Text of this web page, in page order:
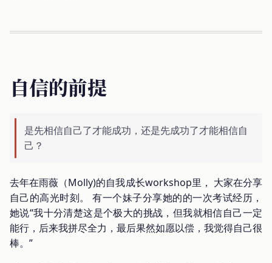
自信的前提
是先相信自己了才能成功，还是先成功了才能相信自
己？
去年在雨薇（Molly)的自我成长workshop里， 大家在分享
自己的高光时刻。 有一个妹子分享她的的一次考试经历，
她说“我十分清楚这是个极大的挑战，但我就相信自己一定
能行，后来我拼尽全力，最后果然如愿以偿，我觉得自己很
棒。”